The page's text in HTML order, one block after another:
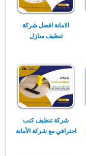
الامانة افضل شركة
تنظيف منازل
شركة تنظيف كنب
احترافي مع شركة الأمانة